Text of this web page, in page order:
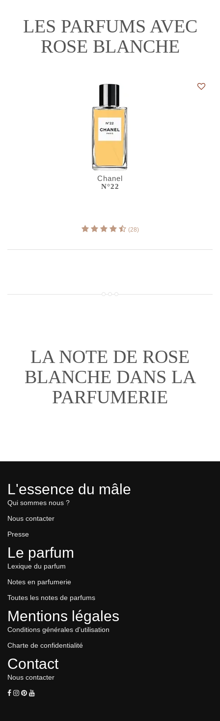
LES PARFUMS AVEC
ROSE BLANCHE
Chanel
N°22
(28)
LA NOTE DE ROSE
BLANCHE DANS LA
PARFUMERIE
L'essence du mâle
Qui sommes nous ?
Nous contacter
Presse
Le parfum
Lexique du parfum
Notes en parfumerie
Toutes les notes de parfums
Mentions légales
Conditions générales d'utilisation
Charte de confidentialité
Contact
Nous contacter